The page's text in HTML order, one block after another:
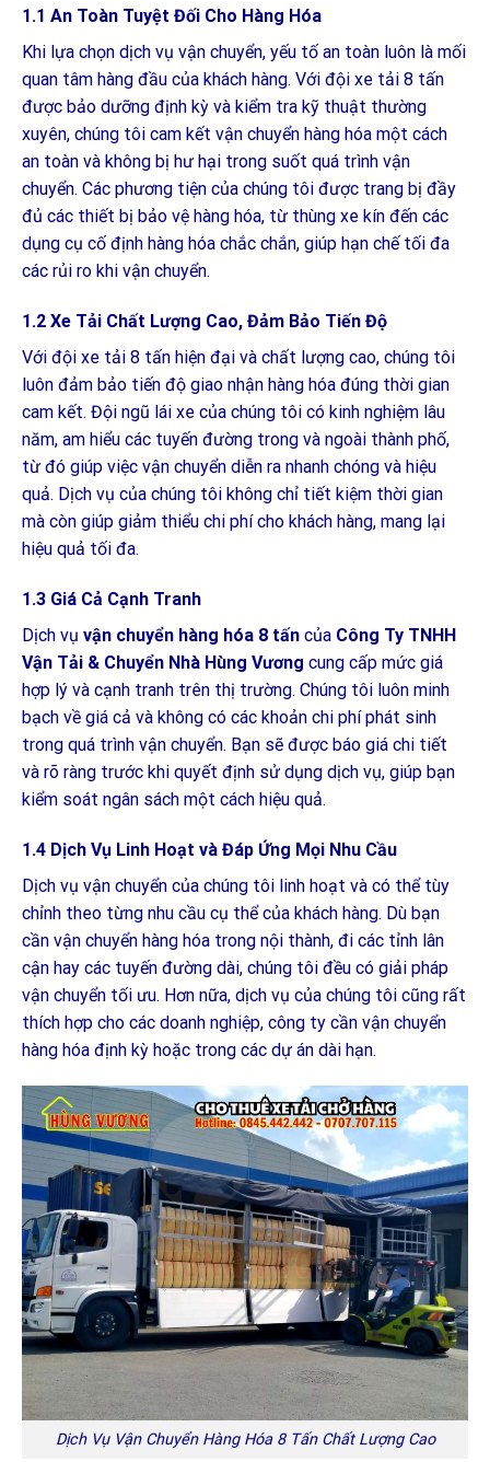
1.1 An Toàn Tuyệt Đối Cho Hàng Hóa
Khi lựa chọn dịch vụ vận chuyển, yếu tố an toàn luôn là mối
quan tâm hàng đầu của khách hàng. Với đội xe tải 8 tấn
được bảo dưỡng định kỳ và kiểm tra kỹ thuật thường
xuyên, chúng tôi cam kết vận chuyển hàng hóa một cách
an toàn và không bị hư hại trong suốt quá trình vận
chuyển. Các phương tiện của chúng tôi được trang bị đầy
đủ các thiết bị bảo vệ hàng hóa, từ thùng xe kín đến các
dụng cụ cố định hàng hóa chắc chắn, giúp hạn chế tối đa
các rủi ro khi vận chuyển.
1.2 Xe Tải Chất Lượng Cao, Đảm Bảo Tiến Độ
Với đội xe tải 8 tấn hiện đại và chất lượng cao, chúng tôi
luôn đảm bảo tiến độ giao nhận hàng hóa đúng thời gian
cam kết. Đội ngũ lái xe của chúng tôi có kinh nghiệm lâu
năm, am hiểu các tuyến đường trong và ngoài thành phố,
từ đó giúp việc vận chuyển diễn ra nhanh chóng và hiệu
quả. Dịch vụ của chúng tôi không chỉ tiết kiệm thời gian
mà còn giúp giảm thiểu chi phí cho khách hàng, mang lại
hiệu quả tối đa.
1.3 Giá Cả Cạnh Tranh
Dịch vụ vận chuyển hàng hóa 8 tấn của Công Ty TNHH
Vận Tải & Chuyển Nhà Hùng Vương cung cấp mức giá
hợp lý và cạnh tranh trên thị trường. Chúng tôi luôn minh
bạch về giá cả và không có các khoản chi phí phát sinh
trong quá trình vận chuyển. Bạn sẽ được báo giá chi tiết
và rõ ràng trước khi quyết định sử dụng dịch vụ, giúp bạn
kiểm soát ngân sách một cách hiệu quả.
1.4 Dịch Vụ Linh Hoạt và Đáp Ứng Mọi Nhu Cầu
Dịch vụ vận chuyển của chúng tôi linh hoạt và có thể tùy
chỉnh theo từng nhu cầu cụ thể của khách hàng. Dù bạn
cần vận chuyển hàng hóa trong nội thành, đi các tỉnh lân
cận hay các tuyến đường dài, chúng tôi đều có giải pháp
vận chuyển tối ưu. Hơn nữa, dịch vụ của chúng tôi cũng rất
thích hợp cho các doanh nghiệp, công ty cần vận chuyển
hàng hóa định kỳ hoặc trong các dự án dài hạn.
Dịch Vụ Vận Chuyển Hàng Hóa 8 Tấn Chất Lượng Cao